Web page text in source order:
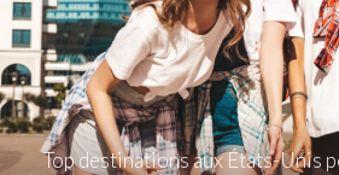
Top destinations aux États-Unis